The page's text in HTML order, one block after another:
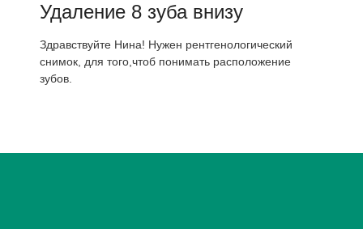
Удаление 8 зуба внизу
Здравствуйте Нина! Нужен рентгенологический
снимок, для того,чтоб понимать расположение
зубов.